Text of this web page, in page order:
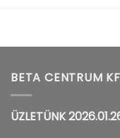
BETA CENTRUM
ÜZLETÜNK